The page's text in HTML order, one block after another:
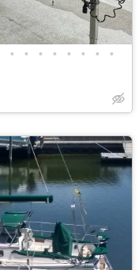
• • • • • • • •